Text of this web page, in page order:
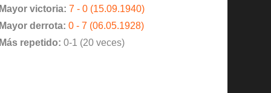
Mayor victoria: 7 - 0 (15.09.1940)
Mayor derrota: 0 - 7 (06.05.1928)
Más repetido: 0-1 (20 veces)